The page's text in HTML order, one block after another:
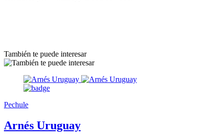
También te puede interesar
Pechule
Arnés Uruguay